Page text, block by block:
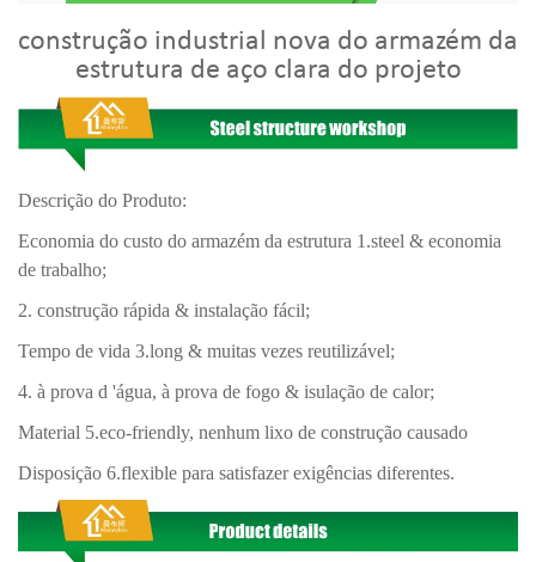
construção industrial nova do armazém da
estrutura de aço clara do projeto
Descrição do Produto:
Economia do custo do armazém da estrutura 1.steel & economia
de trabalho;
2. construção rápida & instalação fácil;
Tempo de vida 3.long & muitas vezes reutilizável;
4. à prova d 'água, à prova de fogo & isulação de calor;
Material 5.eco-friendly, nenhum lixo de construção causado
Disposição 6.flexible para satisfazer exigências diferentes.